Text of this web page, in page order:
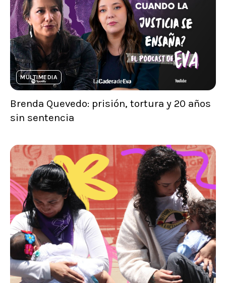
MULTIMEDIA
Brenda Quevedo: prisión, tortura y 20 años
sin sentencia